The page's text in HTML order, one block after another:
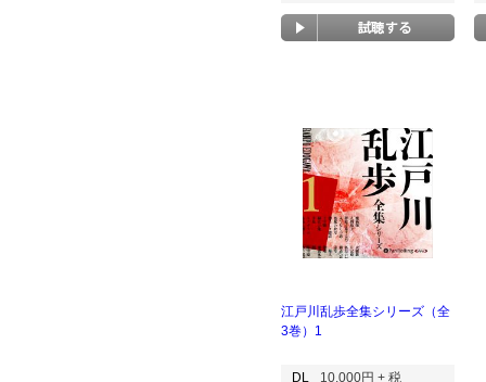
江戸川乱歩全集シリーズ（全
3巻）1
DL
10,000円 + 税